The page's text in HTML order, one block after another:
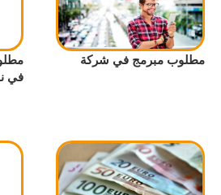
مطلوب مبرمج في شركة
في